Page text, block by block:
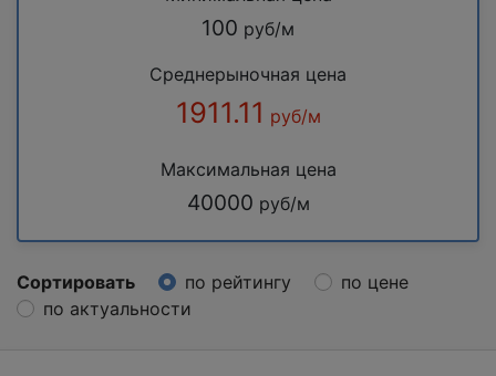
100 руб/м
Среднерыночная цена
1911.11 руб/м
Максимальная цена
40000 руб/м
Сортировать по рейтингу
по цене
по актуальности